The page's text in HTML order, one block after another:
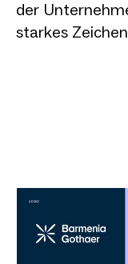
der
starkes